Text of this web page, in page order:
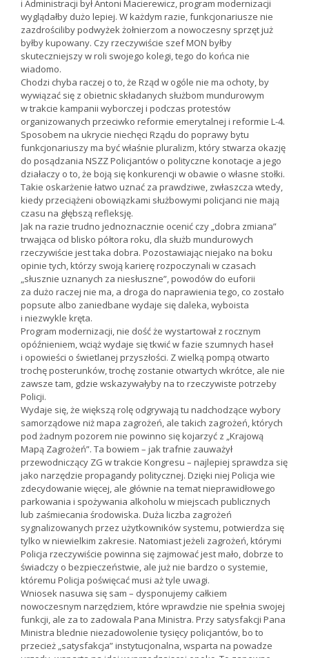
i Administracji był Antoni Macierewicz, program modernizacji
wyglądałby dużo lepiej. W każdym razie, funkcjonariusze nie
zazdrościliby podwyżek żołnierzom a nowoczesny sprzęt już
byłby kupowany. Czy rzeczywiście szef MON byłby
skuteczniejszy w roli swojego kolegi, tego do końca nie
wiadomo.
Chodzi chyba raczej o to, że Rząd w ogóle nie ma ochoty, by
wywiązać się z obietnic składanych służbom mundurowym
w trakcie kampanii wyborczej i podczas protestów
organizowanych przeciwko reformie emerytalnej i reformie L-4.
Sposobem na ukrycie niechęci Rządu do poprawy bytu
funkcjonariuszy ma być właśnie pluralizm, który stwarza okazję
do posądzania NSZZ Policjantów o polityczne konotacje a jego
działaczy o to, że boją się konkurencji w obawie o własne stołki.
Takie oskarżenie łatwo uznać za prawdziwe, zwłaszcza wtedy,
kiedy przeciążeni obowiązkami służbowymi policjanci nie mają
czasu na głębszą refleksję.
Jak na razie trudno jednoznacznie ocenić czy „dobra zmiana”
trwająca od blisko półtora roku, dla służb mundurowych
rzeczywiście jest taka dobra. Pozostawiając niejako na boku
opinie tych, którzy swoją karierę rozpoczynali w czasach
„słusznie uznanych za niesłuszne”, powodów do euforii
za dużo raczej nie ma, a droga do naprawienia tego, co zostało
popsute albo zaniedbane wydaje się daleka, wyboista
i niezwykle kręta.
Program modernizacji, nie dość że wystartował z rocznym
opóźnieniem, wciąż wydaje się tkwić w fazie szumnych haseł
i opowieści o świetlanej przyszłości. Z wielką pompą otwarto
trochę posterunków, trochę zostanie otwartych wkrótce, ale nie
zawsze tam, gdzie wskazywałyby na to rzeczywiste potrzeby
Policji.
Wydaje się, że większą rolę odgrywają tu nadchodzące wybory
samorządowe niż mapa zagrożeń, ale takich zagrożeń, których
pod żadnym pozorem nie powinno się kojarzyć z „Krajową
Mapą Zagrożeń”. Ta bowiem – jak trafnie zauważył
przewodniczący ZG w trakcie Kongresu – najlepiej sprawdza się
jako narzędzie propagandy politycznej. Dzięki niej Policja wie
zdecydowanie więcej, ale głównie na temat nieprawidłowego
parkowania i spożywania alkoholu w miejscach publicznych
lub zaśmiecania środowiska. Duża liczba zagrożeń
sygnalizowanych przez użytkowników systemu, potwierdza się
tylko w niewielkim zakresie. Natomiast jeżeli zagrożeń, którymi
Policja rzeczywiście powinna się zajmować jest mało, dobrze to
świadczy o bezpieczeństwie, ale już nie bardzo o systemie,
któremu Policja poświęcać musi aż tyle uwagi.
Wniosek nasuwa się sam – dysponujemy całkiem
nowoczesnym narzędziem, które wprawdzie nie spełnia swojej
funkcji, ale za to zadowala Pana Ministra. Przy satysfakcji Pana
Ministra blednie niezadowolenie tysięcy policjantów, bo to
przecież „satysfakcja” instytucjonalna, wsparta na powadze